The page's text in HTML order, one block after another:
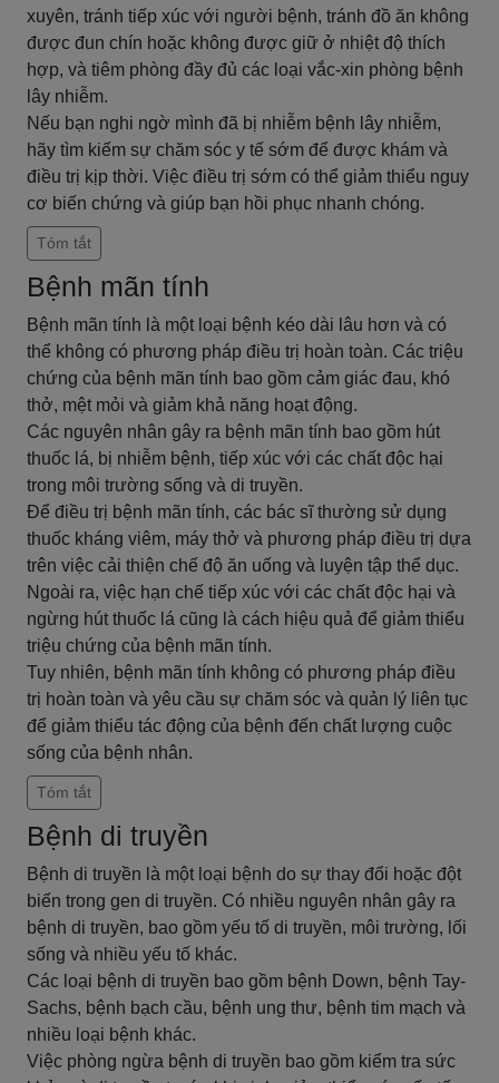
xuyên, tránh tiếp xúc với người bệnh, tránh đồ ăn không
được đun chín hoặc không được giữ ở nhiệt độ thích
hợp, và tiêm phòng đầy đủ các loại vắc-xin phòng bệnh
lây nhiễm.
Nếu bạn nghi ngờ mình đã bị nhiễm bệnh lây nhiễm,
hãy tìm kiếm sự chăm sóc y tế sớm để được khám và
điều trị kịp thời. Việc điều trị sớm có thể giảm thiểu nguy
cơ biến chứng và giúp bạn hồi phục nhanh chóng.
Tóm tắt
Bệnh mãn tính
Bệnh mãn tính là một loại bệnh kéo dài lâu hơn và có
thể không có phương pháp điều trị hoàn toàn. Các triệu
chứng của bệnh mãn tính bao gồm cảm giác đau, khó
thở, mệt mỏi và giảm khả năng hoạt động.
Các nguyên nhân gây ra bệnh mãn tính bao gồm hút
thuốc lá, bị nhiễm bệnh, tiếp xúc với các chất độc hại
trong môi trường sống và di truyền.
Để điều trị bệnh mãn tính, các bác sĩ thường sử dụng
thuốc kháng viêm, máy thở và phương pháp điều trị dựa
trên việc cải thiện chế độ ăn uống và luyện tập thể dục.
Ngoài ra, việc hạn chế tiếp xúc với các chất độc hại và
ngừng hút thuốc lá cũng là cách hiệu quả để giảm thiểu
triệu chứng của bệnh mãn tính.
Tuy nhiên, bệnh mãn tính không có phương pháp điều
trị hoàn toàn và yêu cầu sự chăm sóc và quản lý liên tục
để giảm thiểu tác động của bệnh đến chất lượng cuộc
sống của bệnh nhân.
Tóm tắt
Bệnh di truyền
Bệnh di truyền là một loại bệnh do sự thay đổi hoặc đột
biến trong gen di truyền. Có nhiều nguyên nhân gây ra
bệnh di truyền, bao gồm yếu tố di truyền, môi trường, lối
sống và nhiều yếu tố khác.
Các loại bệnh di truyền bao gồm bệnh Down, bệnh Tay-
Sachs, bệnh bạch cầu, bệnh ung thư, bệnh tim mạch và
nhiều loại bệnh khác.
Việc phòng ngừa bệnh di truyền bao gồm kiểm tra sức